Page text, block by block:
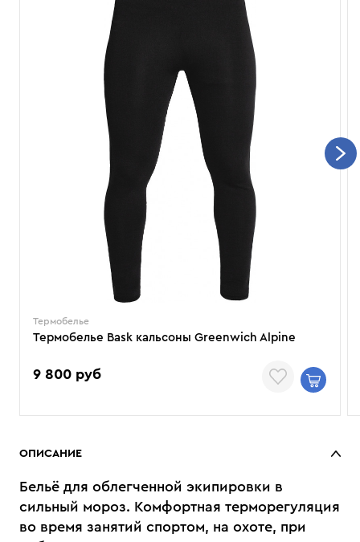
Термобелье
Термобелье Bask кальсоны Greenwich Alpine
9 800 руб
ОПИСАНИЕ
Бельё для облегченной экипировки в
сильный мороз. Комфортная терморегуляция
во время занятий спортом, на охоте, при